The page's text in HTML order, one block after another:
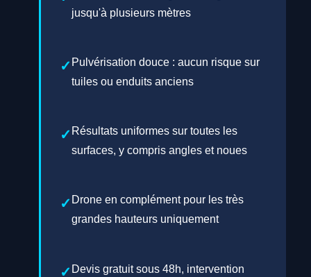
jusqu'à plusieurs mètres
Pulvérisation douce : aucun risque sur
tuiles ou enduits anciens
Résultats uniformes sur toutes les
surfaces, y compris angles et noues
Drone en complément pour les très
grandes hauteurs uniquement
Devis gratuit sous 48h, intervention